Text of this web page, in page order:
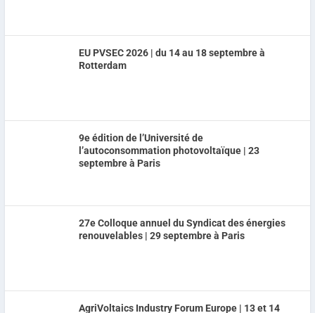
EU PVSEC 2026 | du 14 au 18 septembre à
Rotterdam
9e édition de l’Université de
l’autoconsommation photovoltaïque | 23
septembre à Paris
27e Colloque annuel du Syndicat des énergies
renouvelables | 29 septembre à Paris
AgriVoltaics Industry Forum Europe | 13 et 14